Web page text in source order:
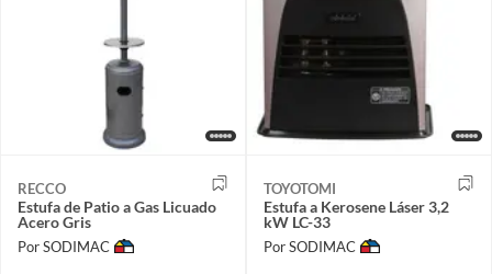
RECCO
Estufa de Patio a Gas Licuado
Acero Gris
Por SODIMAC
TOYOTOMI
Estufa a Kerosene Láser 3,2
kW LC-33
Por SODIMAC